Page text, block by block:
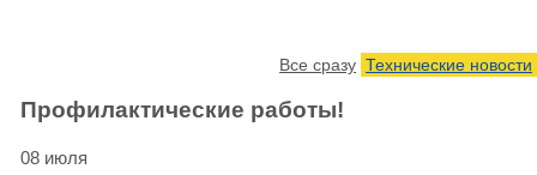
Все сразу Технические новости
Профилактические работы!
08 июля